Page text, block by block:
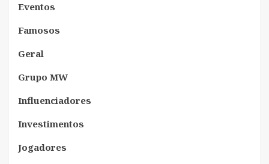
Eventos
Famosos
Geral
Grupo MW
Influenciadores
Investimentos
Jogadores